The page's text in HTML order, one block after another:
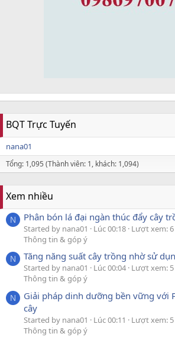
BQT Trực Tuyến
nana01
Tổng: 1,095 (Thành viên: 1, khách: 1,094)
Xem nhiều
N Phân bón lá đại ngàn thúc đẩy cây
Started by nana01 Lúc 00:18 Lượt xem: 6
Thông tin & góp ý
N Tăng năng suất cây trồng nhờ sử
Started by nana01 Lúc 00:04 Lượt xem: 5
Thông tin & góp ý
N
Giải pháp dinh dưỡng bền vững với
cây
Started by nana01 Lúc 00:11
Lượt xem: 5
Thông tin & góp ý